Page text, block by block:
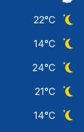
22°C
14°C
24°C
21°C
14°C